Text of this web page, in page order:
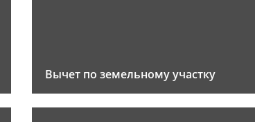
Вычет по земельному участку